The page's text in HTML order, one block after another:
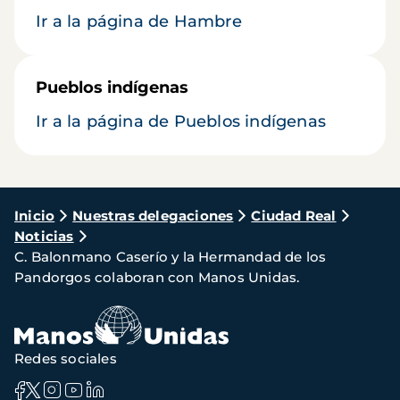
Ir a la página de Hambre
Pueblos indígenas
Ir a la página de Pueblos indígenas
Ruta
de
navegación
Inicio Nuestras delegaciones
Ciudad Real
Noticias
C. Balonmano Caserío y la Hermandad de los
Pandorgos colaboran con Manos Unidas.
Redes sociales